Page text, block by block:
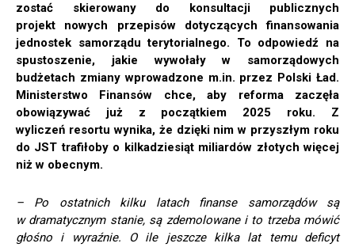
zostać skierowany do konsultacji publicznych
projekt nowych przepisów dotyczących finansowania
jednostek samorządu terytorialnego. To odpowiedź na
spustoszenie, jakie wywołały w samorządowych
budżetach zmiany wprowadzone m.in. przez Polski Ład.
Ministerstwo Finansów chce, aby reforma zaczęła
obowiązywać już z początkiem 2025 roku. Z
wyliczeń resortu wynika, że dzięki nim w przyszłym roku
do JST trafiłoby o kilkadziesiąt miliardów złotych więcej
niż w obecnym.
– Po ostatnich kilku latach finanse samorządów są
w dramatycznym stanie, są zdemolowane i to trzeba mówić
głośno i wyraźnie. O ile jeszcze kilka lat temu deficyt